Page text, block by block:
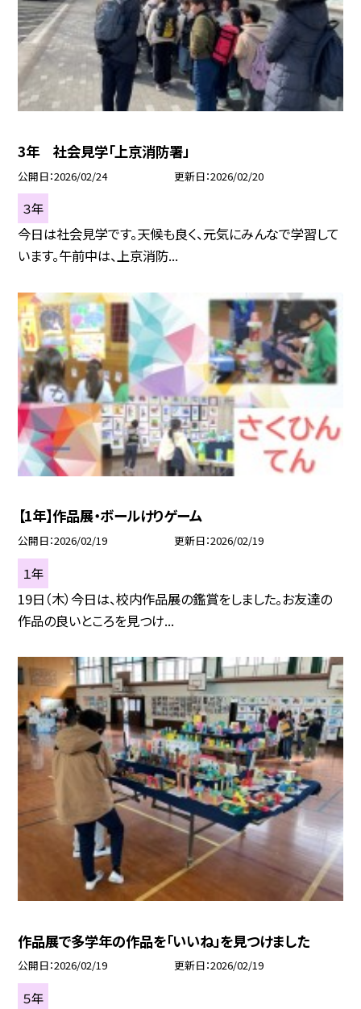
3年 社会見学「上京消防署」
公開日 2026/02/24 更新日 2026/02/20
３年
今日は社会見学です。天候も良く、元気にみんなで学習して
います。午前中は、上京消防...
【1年】作品展・ボールけりゲーム
公開日 2026/02/19 更新日 2026/02/19
１年
19日（木）今日は、校内作品展の鑑賞をしました。お友達の
作品の良いところを見つけ...
作品展で多学年の作品を「いいね」を見つけました
公開日 2026/02/19 更新日 2026/02/19
５年